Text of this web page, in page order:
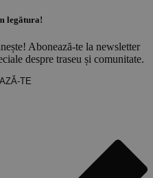
legătura!
Abonează-te la newsletter
despre traseu și comunitate.
TE